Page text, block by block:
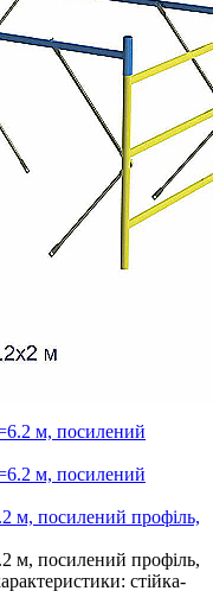
м, посилений профіль,
м, посилений профіль,
стійка-